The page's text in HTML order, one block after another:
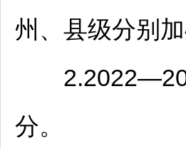
州、县级分别
分。